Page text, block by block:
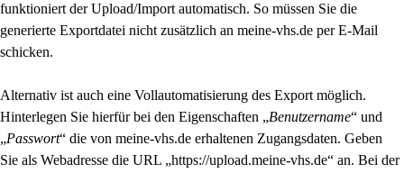
funktioniert der Upload/Import automatisch. So müssen Sie die
generierte Exportdatei nicht zusätzlich an meine-vhs.de per E-Mail
schicken.
Alternativ ist auch eine Vollautomatisierung des Export möglich.
Hinterlegen Sie hierfür bei den Eigenschaften „Benutzername“ und
„Passwort“ die von meine-vhs.de erhaltenen Zugangsdaten. Geben
Sie als Webadresse die URL „https://upload.meine-vhs.de“ an. Bei der